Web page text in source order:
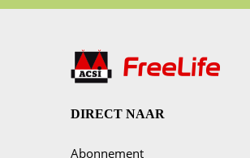
DIRECT NAAR
Abonnement